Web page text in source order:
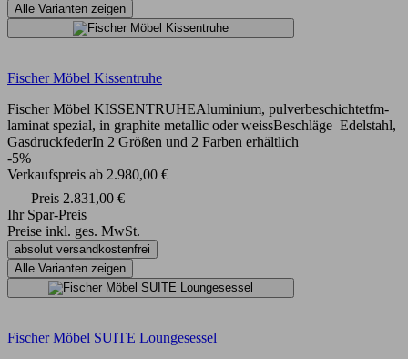
Alle Varianten zeigen
Fischer Möbel Kissentruhe
Fischer Möbel KISSENTRUHEAluminium, pulverbeschichtetfm-
laminat spezial, in graphite metallic oder weissBeschläge Edelstahl,
GasdruckfederIn 2 Größen und 2 Farben erhältlich
-5%
Verkaufspreis ab 2.980,00 €
Preis 2.831,00 €
Ihr Spar-Preis
Preise inkl. ges. MwSt.
absolut versandkostenfrei
Alle Varianten zeigen
Fischer Möbel SUITE Loungesessel